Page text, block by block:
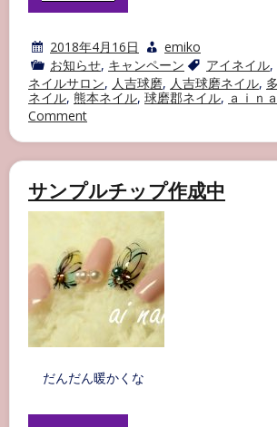
2018年4月16日
emiko
お知らせ, キャンペーン アイネイル,
ネイルサロン, 人吉球磨, 人吉球磨ネイル,
ネイル, 熊本ネイル, 球磨郡ネイル, ａｉｎ
Commenton
営
業
所
の
お
ら
せ
☆
サンプルチップ作成中
だんだん暖かくな